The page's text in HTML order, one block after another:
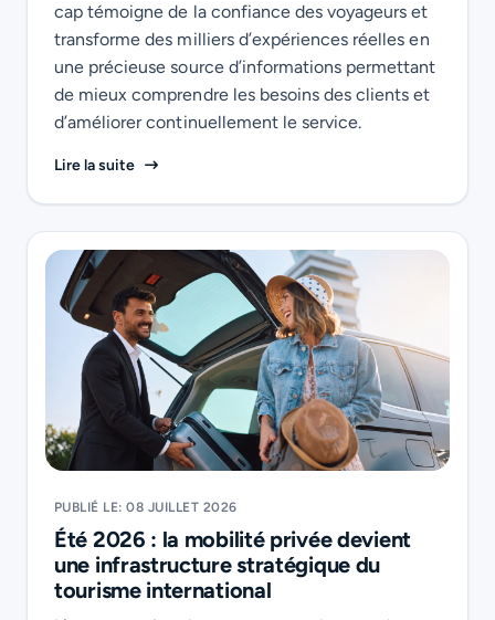
cap témoigne de la confiance des voyageurs et
transforme des milliers d’expériences réelles en
une précieuse source d’informations permettant
de mieux comprendre les besoins des clients et
d’améliorer continuellement le service.
Lire la suite Plus de 38 000 avis vérifiés : Transfeero
PUBLIÉ LE: 08 JUILLET 2026
Été 2026 : la mobilité privée devient
une infrastructure stratégique du
tourisme international